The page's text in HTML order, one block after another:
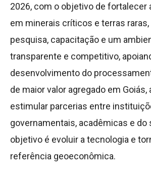
2026, com o objetivo de fortalecer
em minerais críticos e terras
pesquisa, capacitação e um
transparente e competitivo,
desenvolvimento do
de maior valor agregado em Goiás,
estimular parcerias entre
governamentais, acadêmicas e do
objetivo é evoluir a tecnologia e
referência geoeconômica.